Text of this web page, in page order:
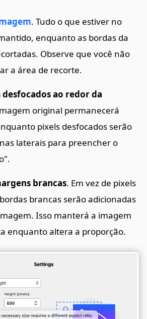
. Tudo o que estiver no
enquanto as bordas da
Observe que você não
a área de recorte.
desfocados ao redor da
original permanecerá
pixels desfocados serão
laterais para preencher o
brancas. Em vez de pixels
brancas serão adicionadas
Isso manterá a imagem
enquanto altera a proporção.